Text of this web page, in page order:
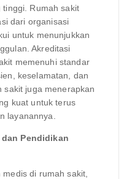
tinggi. Rumah sakit
dari organisasi
untuk menunjukkan
Akreditasi
memenuhi standar
keselamatan, dan
sakit juga menerapkan
kuat untuk terus
layanannya.
Pendidikan
di rumah sakit,